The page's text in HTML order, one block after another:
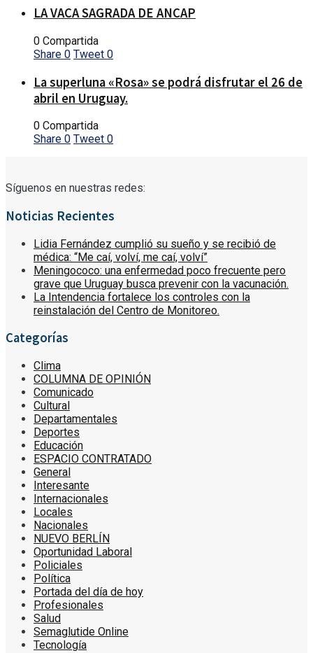
LA VACA SAGRADA DE ANCAP
0 Compartida
Share 0 Tweet 0
La superluna «Rosa» se podrá disfrutar el 26 de
abril en Uruguay.
0 Compartida
Share 0 Tweet 0
Síguenos en nuestras redes:
Noticias Recientes
Lidia Fernández cumplió su sueño y se recibió de
médica: “Me caí, volví, me caí, volví”
Meningococo: una enfermedad poco frecuente pero
grave que Uruguay busca prevenir con la vacunación.
La Intendencia fortalece los controles con la
reinstalación del Centro de Monitoreo.
Categorías
Clima
COLUMNA DE OPINIÓN
Comunicado
Cultural
Departamentales
Deportes
Educación
ESPACIO CONTRATADO
General
Interesante
Internacionales
Locales
Nacionales
NUEVO BERLÍN
Oportunidad Laboral
Policiales
Política
Portada del día de hoy
Profesionales
Salud
Semaglutide Online
Tecnología